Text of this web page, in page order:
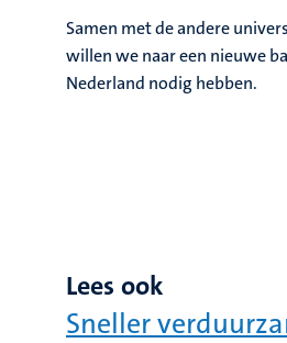
Samen met de andere
willen we naar een nieuwe
Nederland nodig hebben.
Lees ook
Sneller